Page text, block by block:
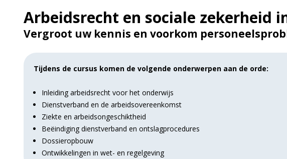
Arbeidsrecht en sociale zekerheid
Vergroot uw kennis en voorkom
Tijdens de cursus komen de volgende onderwerpen aan de orde:
Inleiding arbeidsrecht voor het onderwijs
Dienstverband en de arbeidsovereenkomst
Ziekte en arbeidsongeschiktheid
Beëindiging dienstverband en ontslagprocedures
Dossieropbouw
Ontwikkelingen in wet- en regelgeving